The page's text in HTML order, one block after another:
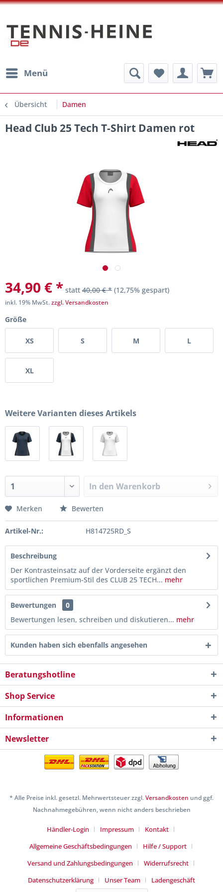
Menü
Übersicht Damen
Head Club 25 Tech T-Shirt Damen rot
34,90 € * statt 40,00 € * (12,75% gespart)
inkl. 19% MwSt.zzgl. Versandkosten
Größe
XS S M L
XL
Weitere Varianten dieses Artikels
In den Warenkorb
Merken Bewerten
Artikel-Nr.: H814725RD_S
Beschreibung
Der Kontrasteinsatz auf der Vorderseite ergänzt den
sportlichen Premium-Stil des CLUB 25 TECH... mehr
Bewertungen
0
Bewertungen lesen, schreiben und diskutieren... mehr
Kunden haben sich ebenfalls angesehen
Beratungshotline
Shop Service
Informationen
Newsletter
* Alle Preise inkl. gesetzl. Mehrwertsteuer zzgl.Versandkosten und ggf.
Nachnahmegebühren, wenn nicht anders beschrieben
Händler-Login Impressum
Kontakt
Allgemeine Geschäftsbedingungen
Hilfe / Support
Versand und Zahlungsbedingungen
Widerrufsrecht
Datenschutzerklärung
Unser Team Ladengeschäft